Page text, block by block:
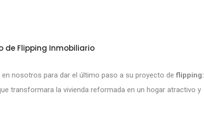
de Flipping Inmobiliario
nosotros para dar el último paso a su proyecto deflipping:
transformara la vivienda reformada en un hogar atractivo y